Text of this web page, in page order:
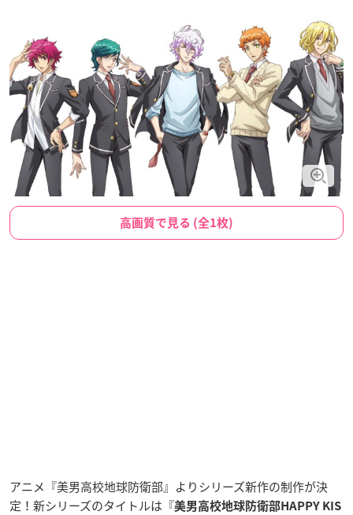
高画質で見る (全1枚)
アニメ『美男高校地球防衛部』よりシリーズ新作の制作が決
定！新シリーズのタイトルは『美男高校地球防衛部HAPPY KIS